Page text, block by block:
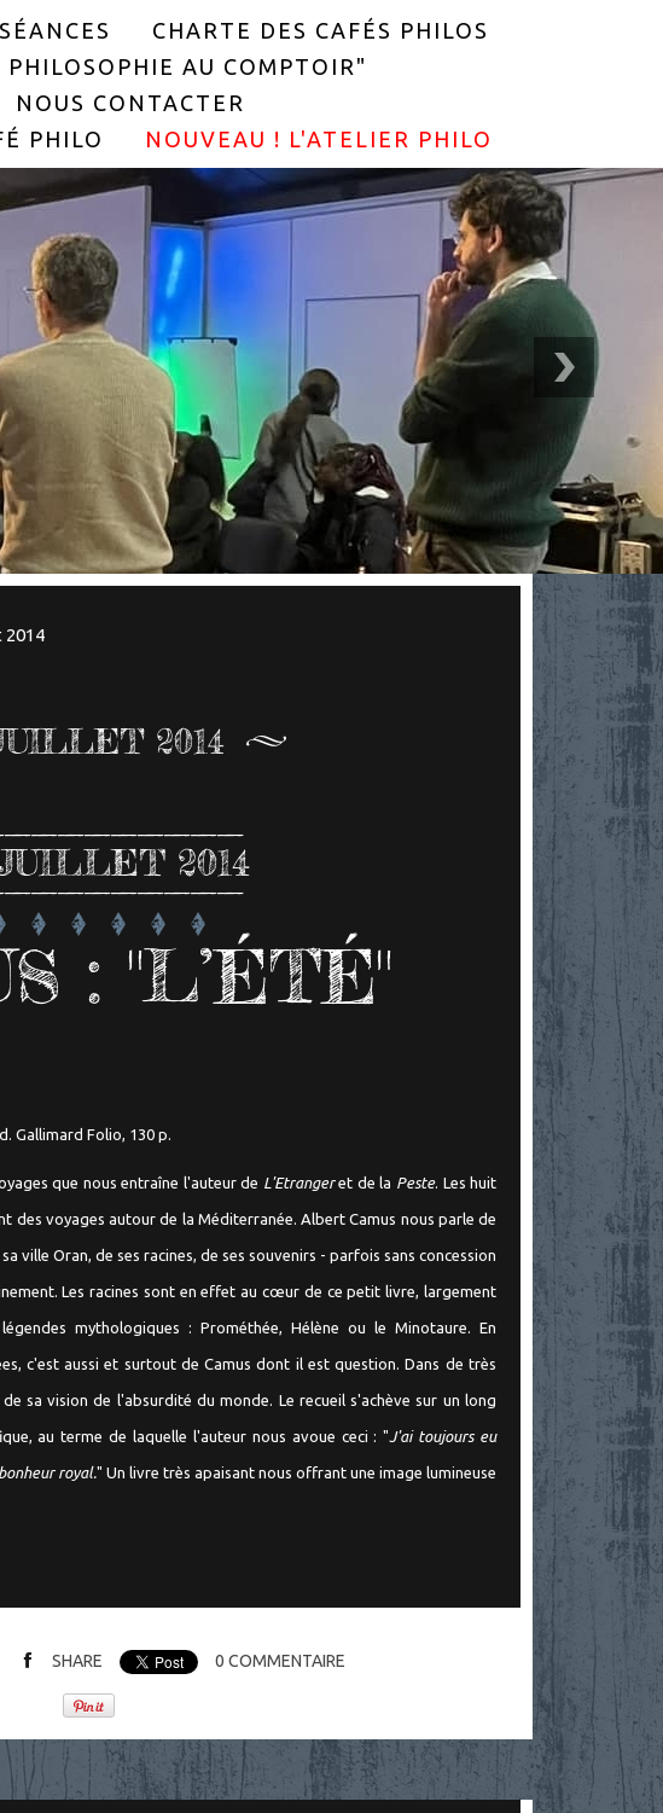
CHARTE DES CAFÉS PHILOS
AU COMPTOIR"
NOUS CONTACTER
PHILO
NOUVEAU ! L'ATELIER PHILO
2014
2014
2014
: "L’ÉTÉ"
Gallimard Folio, 130 p.
que nous entraîne l'auteur de L'Etrangeret de la Peste. Les huit
des voyages autour de la Méditerranée. Albert Camus nous parle de
ville Oran, de ses racines, de ses souvenirs - parfois sans concession
Les racines sont en effet au cœur de ce petit livre, largement
mythologiques : Prométhée, Hélène ou le Minotaure. En
c'est aussi et surtout de Camus dont il est question. Dans de très
sa vision de l'absurdité du monde. Le recueil s'achève sur un long
au terme de laquelle l'auteur nous avoue ceci : " J'ai toujours eu
royal." Un livre très apaisant nous offrant une image lumineuse
SHARE 0 COMMENTAIRE